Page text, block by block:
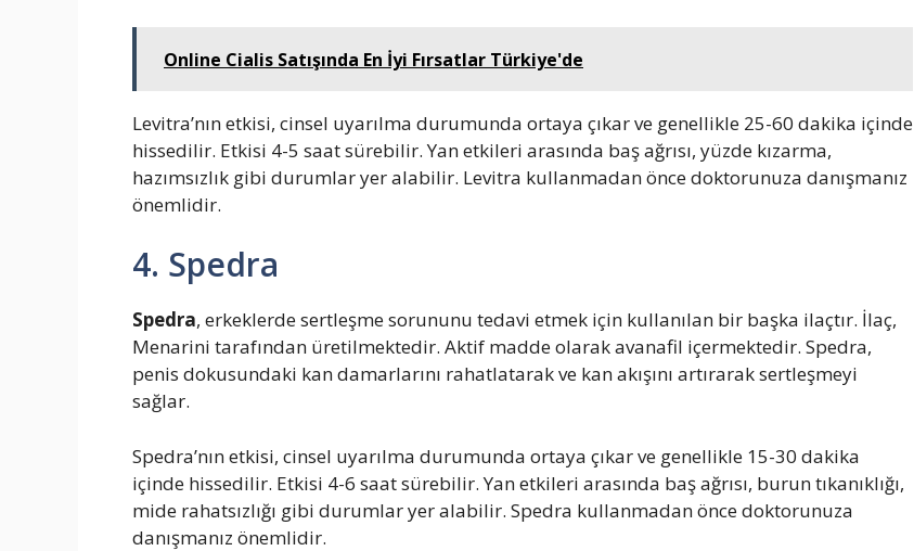
Online Cialis Satışında En İyi Fırsatlar Türkiye'de
Levitra’nın etkisi, cinsel uyarılma durumunda ortaya çıkar ve genellikle 25-60 dakika içinde
hissedilir. Etkisi 4-5 saat sürebilir. Yan etkileri arasında baş ağrısı, yüzde kızarma,
hazımsızlık gibi durumlar yer alabilir. Levitra kullanmadan önce doktorunuza danışmanız
önemlidir.
4. Spedra
Spedra, erkeklerde sertleşme sorununu tedavi etmek için kullanılan bir başka ilaçtır. İlaç,
Menarini tarafından üretilmektedir. Aktif madde olarak avanafil içermektedir. Spedra,
penis dokusundaki kan damarlarını rahatlatarak ve kan akışını artırarak sertleşmeyi
sağlar.
Spedra’nın etkisi, cinsel uyarılma durumunda ortaya çıkar ve genellikle 15-30 dakika
içinde hissedilir. Etkisi 4-6 saat sürebilir. Yan etkileri arasında baş ağrısı, burun tıkanıklığı,
mide rahatsızlığı gibi durumlar yer alabilir. Spedra kullanmadan önce doktorunuza
danışmanız önemlidir.